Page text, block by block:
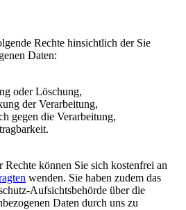
Rechte hinsichtlich der Sie
Daten:
oder Löschung,
der Verarbeitung,
gegen die Verarbeitung,
Rechte können Sie sich kostenfrei an
wenden. Sie haben zudem das
Aufsichtsbehörde über die
Daten durch uns zu